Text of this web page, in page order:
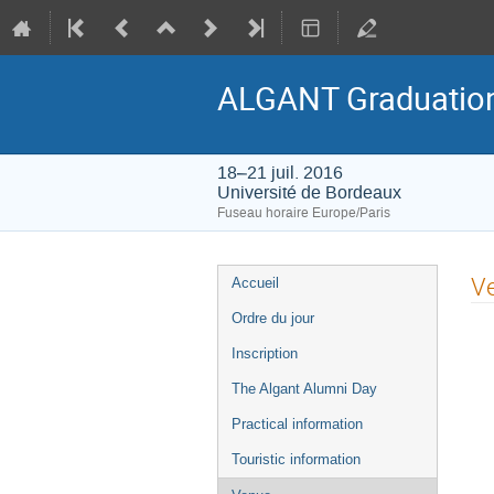
ALGANT
18–21 juil. 2016
Université de Bordeaux
Fuseau horaire Europe/Paris
Menu
de
Accueil
Ordre du jour
Inscription
The Algant Alumni Day
Practical information
Touristic information